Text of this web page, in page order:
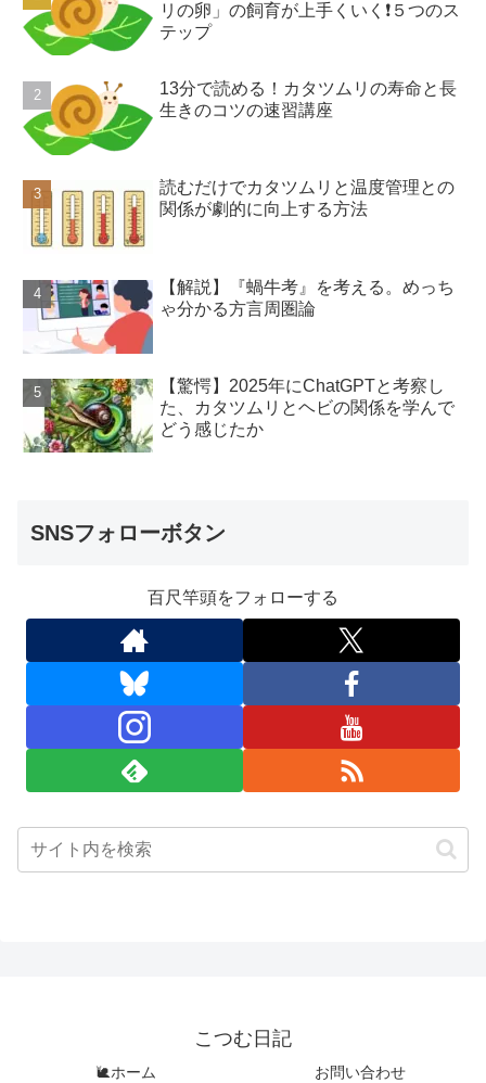
リの卵」の飼育が上手くいく❗️５つのス
テップ
13分で読める！カタツムリの寿命と長
生きのコツの速習講座
読むだけでカタツムリと温度管理との
関係が劇的に向上する方法
【解説】『蝸牛考』を考える。めっち
ゃ分かる方言周圏論
【驚愕】2025年にChatGPTと考察し
た、カタツムリとヘビの関係を学んで
どう感じたか
SNSフォローボタン
百尺竿頭をフォローする
こつむ日記
🐌ホーム お問い合わせ